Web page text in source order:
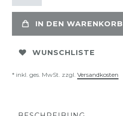
IN DEN WARENKORB
WUNSCHLISTE
* inkl. ges. MwSt. zzgl. Versandkosten